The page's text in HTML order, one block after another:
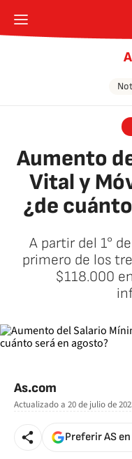
Aumento
Vital y
¿de
A partir del 1°
primero de los
$118.000
As.com
Actualizado a 20 de julio de
Preferir AS